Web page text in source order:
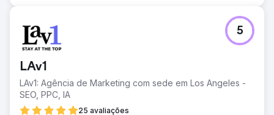
LAv1
LAv1: Agência de Marketing com sede em Los Angeles -
SEO, PPC, IA
25 avaliações
5